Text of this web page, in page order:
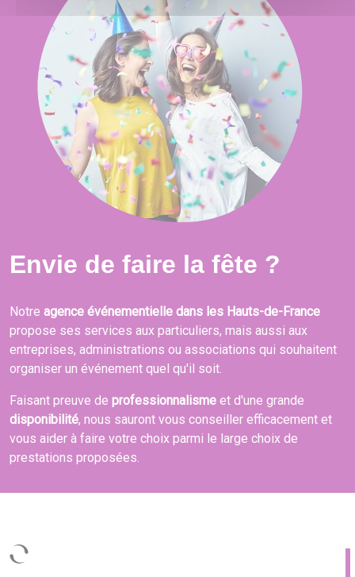
Envie de faire la fête ?
Notre agence événementielle dans les Hauts-de-France
propose ses services aux particuliers, mais aussi aux
entreprises, administrations ou associations qui souhaitent
organiser un événement quel qu'il soit.
Faisant preuve de professionnalisme et d'une grande
disponibilité, nous sauront vous conseiller efficacement et
vous aider à faire votre choix parmi le large choix de
prestations proposées.